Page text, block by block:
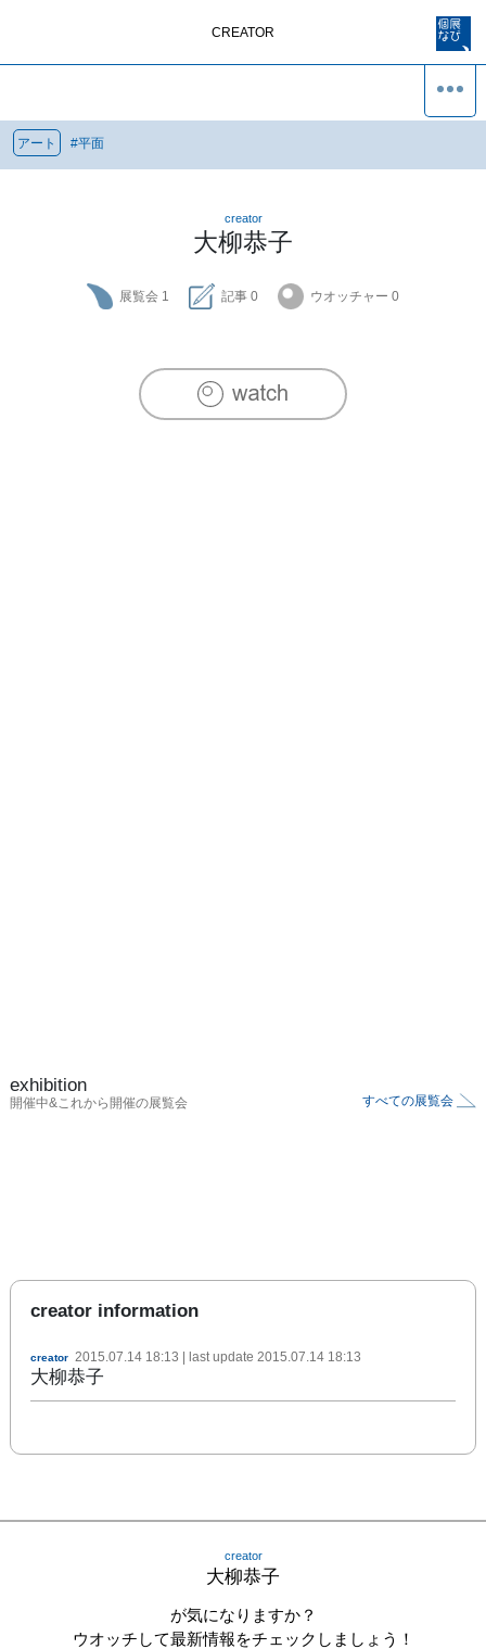
CREATOR
アート #平面
creator
大柳恭子
展覧会 1 記事 0 ウオッチャー 0
exhibition
開催中&これから開催の展覧会 すべての展覧会
creator information
creator 2015.07.14 18:13 | last update 2015.07.14 18:13
大柳恭子
creator
大柳恭子
が気になりますか？
ウオッチして最新情報をチェックしましょう！